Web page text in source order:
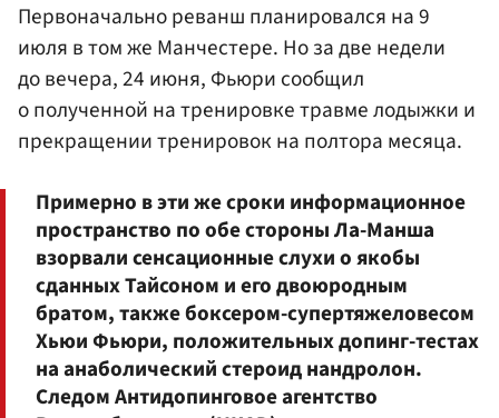
Первоначально реванш планировался на 9
июля в том же Манчестере. Но за две недели
до вечера, 24 июня, Фьюри сообщил
о полученной на тренировке травме лодыжки и
прекращении тренировок на полтора месяца.
Примерно в эти же сроки информационное
пространство по обе стороны Ла-Манша
взорвали сенсационные слухи о якобы
сданных Тайсоном и его двоюродным
братом, также боксером-супертяжеловесом
Хьюи Фьюри, положительных допинг-тестах
на анаболический стероид нандролон.
Следом Антидопинговое агентство